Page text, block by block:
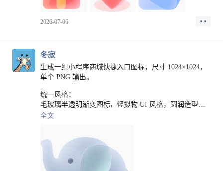
全程大概一个小时多点吧。万幸，作为地市的单位，他
关。
我没有。
对面的一个大队开始介绍现在业务的痛点和需求。
我就做笔记，做记录。假模假样的确认客户想法，然后
客户的反应，竟然是：就是这个意思。
我草？哎哟我草？
竟然被我蒙混过关了，然后整体会议的效果，竟然还不
交流完，一屋子人加了我的联系方式。
于是，我也有了一点信心，去了第二站，贵州某市帽子
局。
但是，到了贵州某市的时候，我能说的东西，就变成了
2026-07-06
冬寂
生成一组小程序商城快捷入口图标，尺寸 1024×1024，
单个 PNG 输出。
统一风格：
毛玻璃半透明渐变图标，轻拟物 UI 风格，圆润造型，
简洁符号化设计，柔和高光，边缘干净。
整体不要复杂细节，不要照片感，不要真实材质，不要
文字，不要水印。
背景为纯白色。
全文